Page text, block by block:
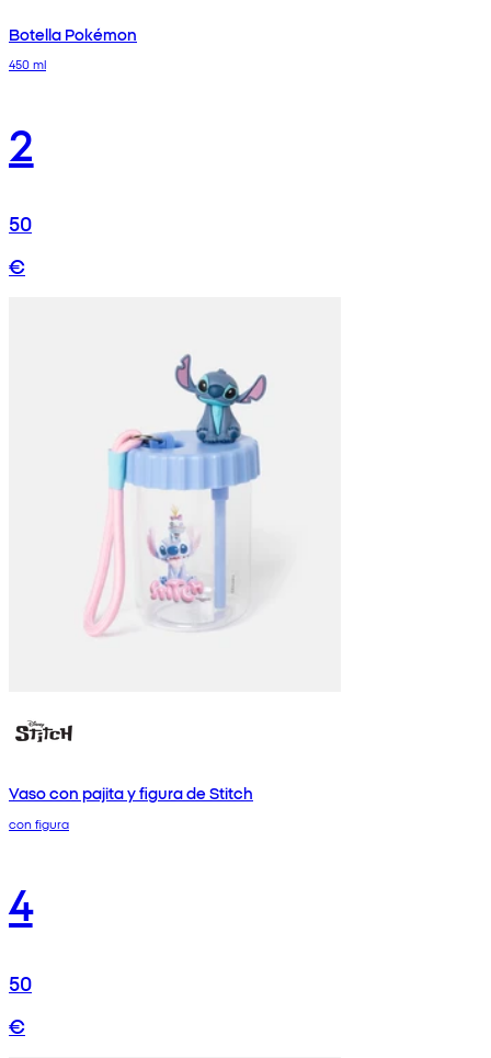
Botella Pokémon
450 ml
2
50
€
Vaso con pajita y figura de Stitch
con figura
4
50
€